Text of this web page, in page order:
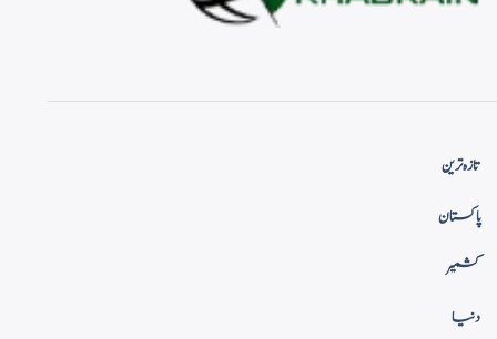
تازہ ترین
پاکستان
کشمیر
دنیا